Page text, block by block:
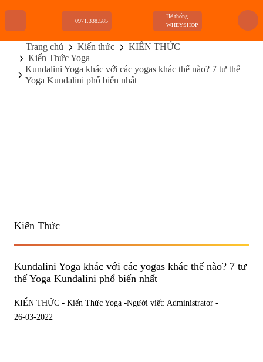
TRANG CHỦ
FLASH SALE
THANH LÝ
0971.338.585
Hệ thống
WHEYSHOP
Trang chủ Kiến thức
KIẾN THỨC
Kiến Thức Yoga
Kundalini Yoga khác với các yogas khác thế nào? 7 tư thế
Yoga Kundalini phổ biến nhất
Kiến Thức
Kundalini Yoga khác với các yogas khác thế nào? 7 tư
thế Yoga Kundalini phổ biến nhất
KIẾN THỨC - Kiến Thức Yoga -Người viết: Administrator -
26-03-2022